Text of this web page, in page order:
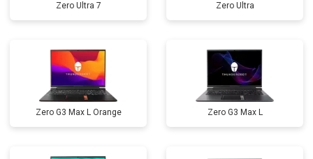
Zero Ultra 7 Zero Ultra
Zero G3 Max L Orange Zero G3 Max L